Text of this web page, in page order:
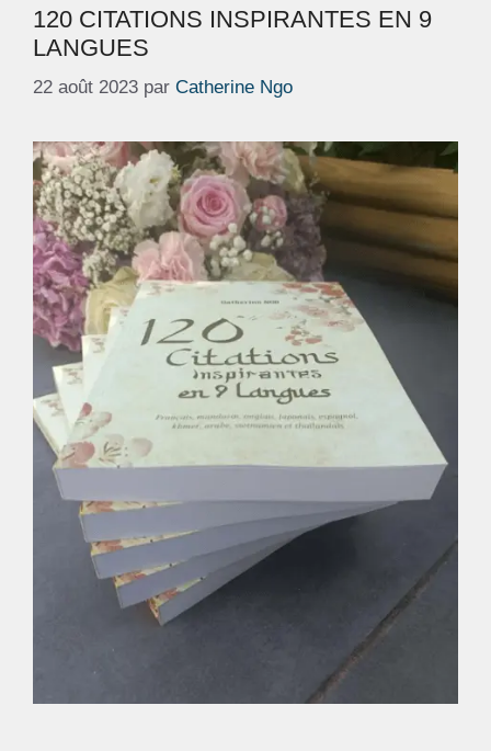
120 CITATIONS INSPIRANTES EN 9
LANGUES
22 août 2023 par Catherine Ngo